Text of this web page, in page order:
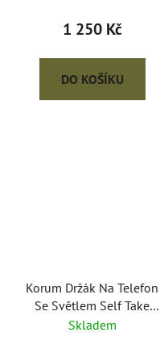
1 250 Kč
DO KOŠÍKU
Korum Držák Na Telefon
Se Světlem Self Take
Station
Skladem